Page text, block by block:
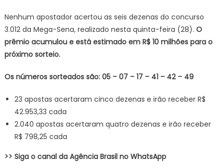
Nenhum apostador acertou as seis dezenas do concurso
3.012 da Mega-Sena, realizado nesta quinta-feira (28). O
prêmio acumulou e está estimado em R$ 10 milhões para o
próximo sorteio.
Os números sorteados são: 05 – 07 – 17 – 41 – 42 – 49
23 apostas acertaram cinco dezenas e irão receber R$
42.953,33 cada
2.040 apostas acertaram quatro dezenas e irão receber
R$ 798,25 cada
>> Siga o canal da Agência Brasil no WhatsApp